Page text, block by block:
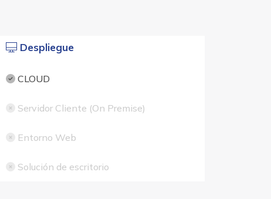
Despliegue
CLOUD
Servidor Cliente (On Premise)
Entorno Web
Solución de escritorio